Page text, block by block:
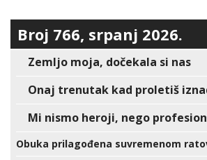
Broj 766, srpanj 2026.
Zemljo moja, dočekala si nas
Onaj trenutak kad proletiš
Mi nismo heroji, nego
Obuka prilagođena suvremenom